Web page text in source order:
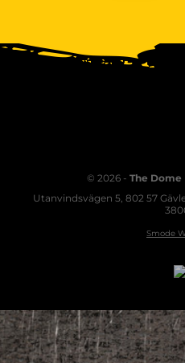
© 2026 - The Dome
Utanvindsvägen 5, 802 57
Smode